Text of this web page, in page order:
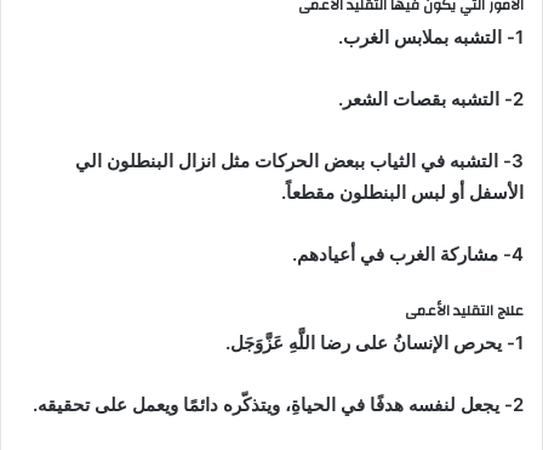
1- التشب ه بملابس الغرب.
2- التشب ه بقصات الشعر .
3- التشبه في الثياب ببعض الحركات مثل انزال البنطلون الي
الأسفل أو لبس البنطلون مقطعاً.
4- مشاركة الغرب في أعيادهم.
علاج التقليد الأعمى
1- يحرص الإنسانُ على رضا اللَّهِ عَزَّوَجَل.
2- يجعل لنفسه هدفًا في الحياةِ، ويتذكّره دائمًا ويعمل على تحقيقه.